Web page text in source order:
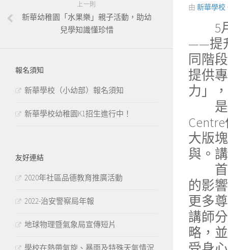
由 新華學校
5月
——提
同階
提供
力」
是次
大版
與。
首
的影
更多
講師
略，
上一則
新華幼稚園「水果樂」親子活動，助幼
兒學知識懂珍惜
報名須知
新華學校（小幼部）報名須知
新華學校幼稚園K1招生進行中！
友好連結
2020年社區品德教育推廣活動
2022-治安警察局年報
地球物理暨氣象局宣傳短片
學校在熱帶氣旋、暴雨及特殊天氣情況